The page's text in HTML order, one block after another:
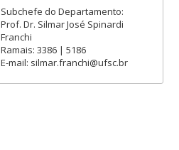
Subchefe do Departamento:
Prof. Dr. Silmar José Spinardi
Franchi
Ramais: 3386 | 5186
E-mail: silmar.franchi@ufsc.br